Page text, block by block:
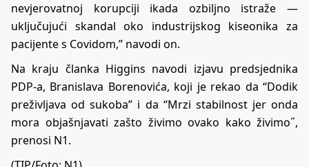
nevjerovatnoj korupciji ikada ozbiljno istraže —
uključujući skandal oko industrijskog kiseonika za
pacijente s Covidom,” navodi on.
Na kraju članka Higgins navodi izjavu predsjednika
PDP-a, Branislava Borenovića, koji je rekao da “Dodik
preživljava od sukoba” i da “Mrzi stabilnost jer onda
mora objašnjavati zašto živimo ovako kako živimo˝,
prenosi N1.